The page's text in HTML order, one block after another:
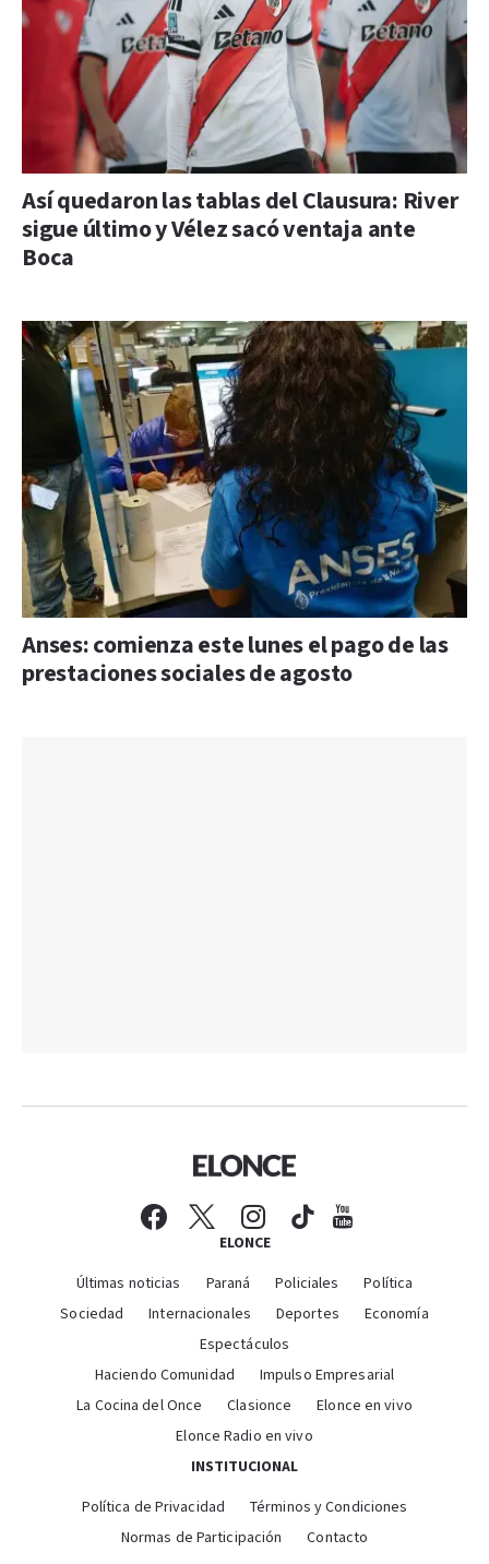
Así quedaron las tablas del Clausura: River
sigue último y Vélez sacó ventaja ante
Boca
Anses: comienza este lunes el pago de las
prestaciones sociales de agosto
ELONCE
Últimas noticias Paraná Policiales
Política
Sociedad
Internacionales Deportes
Economía
Espectáculos
Haciendo Comunidad
Impulso Empresarial
La Cocina del Once
Clasionce
Elonce en vivo
Elonce Radio en vivo
INSTITUCIONAL
Política de Privacidad
Términos y Condiciones
Normas de Participación
Contacto